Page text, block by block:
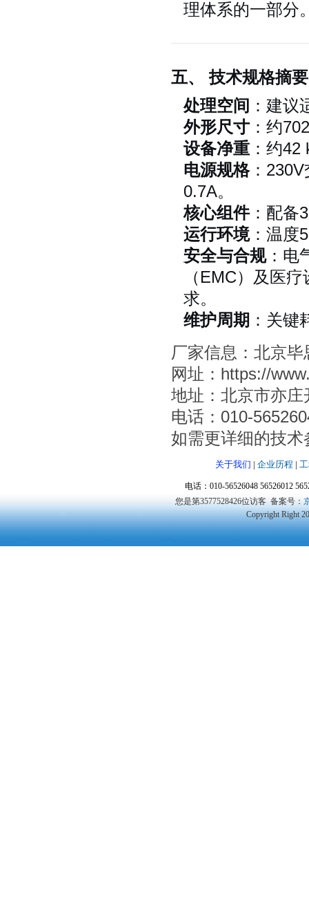
理体系的一部分
五、 技术规格摘要
处理空间 ：建
外形尺寸 ：约
设备净重 ：约42
电源规格：230V
0.7A。
核心组件：配备
运行环境：温度
安全与合规：电
（EMC）及医
求。
维护周期 ：关
厂家信息‌：北京
网址：https://
地址‌：北京市亦
电话‌：010-
如需更详细的技
关于我们 | 企业历程 |
电话：010-56526048 56526012
您是第3577528426位访客 备案号：
Copyright Right